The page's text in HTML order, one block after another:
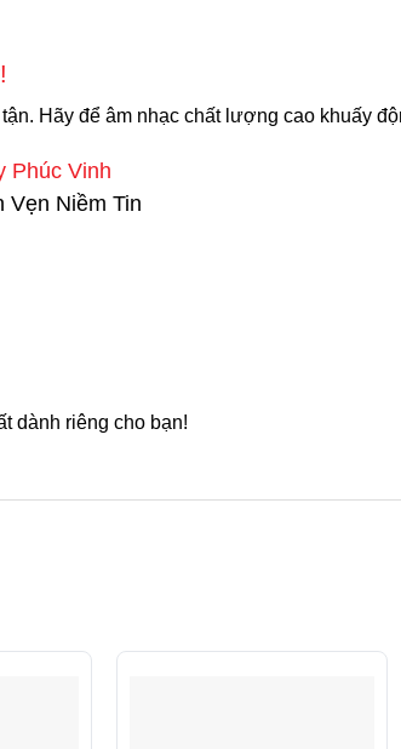
Hãy để âm nhạc chất lượng cao khuấy
Phúc Vinh
Vẹn Niềm Tin
dành riêng cho bạn!